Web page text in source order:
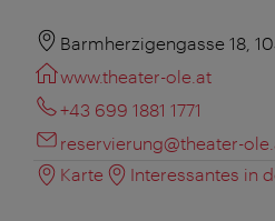
Barmherzigengasse 18,
www.theater-ole.at
+43 699 1881 1771
reservierung@theater-
Karte
Interessantes in